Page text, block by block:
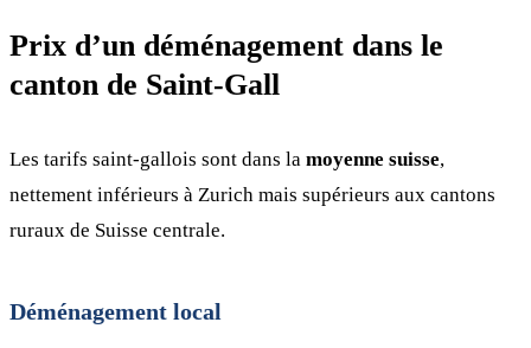
Prix d’un déménagement dans le
canton de Saint-Gall
Les tarifs saint-gallois sont dans la moyenne suisse,
nettement inférieurs à Zurich mais supérieurs aux cantons
ruraux de Suisse centrale.
Déménagement local